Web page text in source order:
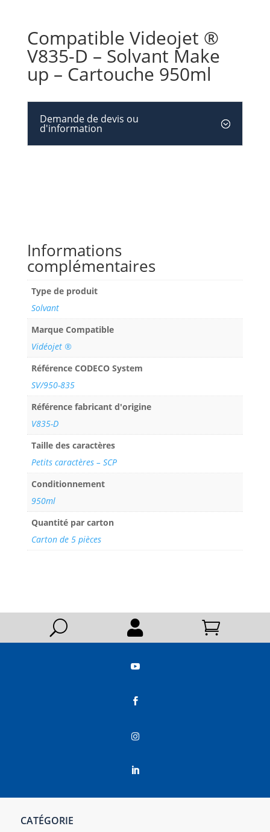
Compatible Videojet ®
V835-D – Solvant Make
up – Cartouche 950ml
Demande de devis ou
d'information
Informations
complémentaires
Type de produit
Solvant
Marque Compatible
Vidéojet ®
Référence CODECO System
SV/950-835
Référence fabricant d'origine
V835-D
Taille des caractères
Petits caractères – SCP
Conditionnement
950ml
Quantité par carton
Carton de 5 pièces
U  




CATÉGORIE